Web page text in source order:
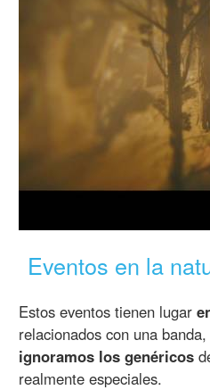
Eventos en la
Estos eventos tienen lugar
relacionados con una
ignoramos los genéricos
realmente especiales.